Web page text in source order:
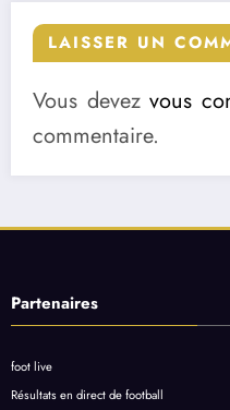
LAISSER UN
Vous devezvous
commentaire.
Partenaires
foot live
Résultats en direct de football